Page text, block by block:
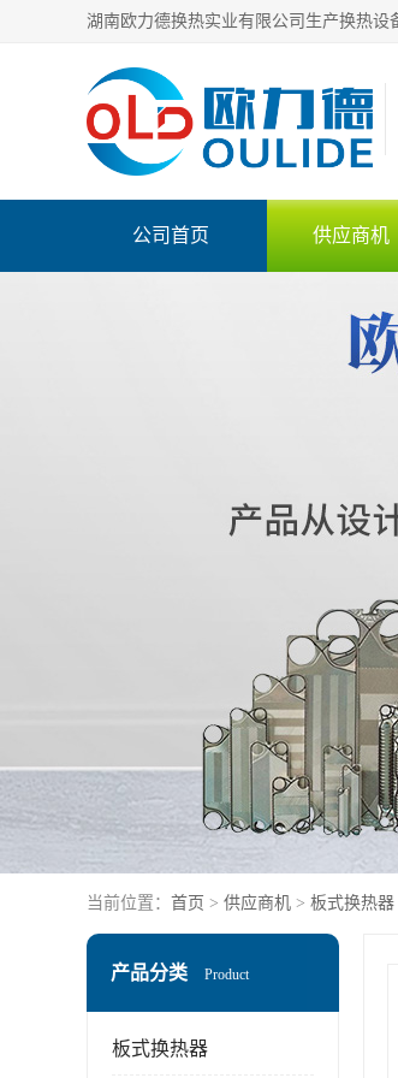
公司首页 供应商机
当前位置： 首页 > 供应商机 > 板式换热器
产品分类 Product
板式换热器